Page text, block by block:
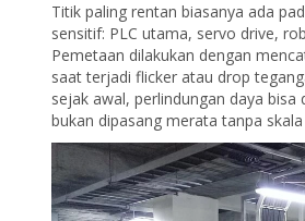
Titik paling rentan biasanya ada
sensitif: PLC utama, servo drive,
Pemetaan dilakukan dengan
saat terjadi flicker atau drop
sejak awal, perlindungan daya
bukan dipasang merata tanpa